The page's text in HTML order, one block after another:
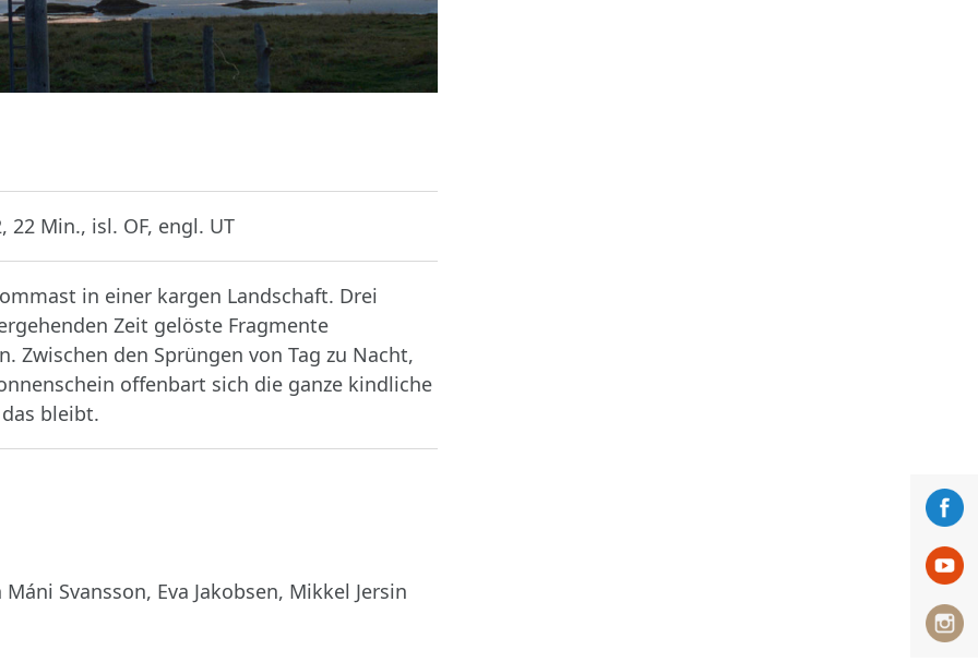
Min., isl. OF, engl. UT
in einer kargen Landschaft. Drei
Zeit gelöste Fragmente
Zwischen den Sprüngen von Tag zu Nacht,
offenbart sich die ganze kindliche
bleibt.
Svansson, Eva Jakobsen, Mikkel Jersin